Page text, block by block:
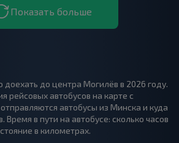
Показать больше
доехать до центра Могилёв в 2026 году.
рейсовых автобусов на карте с
автобусы из Минска и куда
в пути на автобусе: сколько часов
в километрах.